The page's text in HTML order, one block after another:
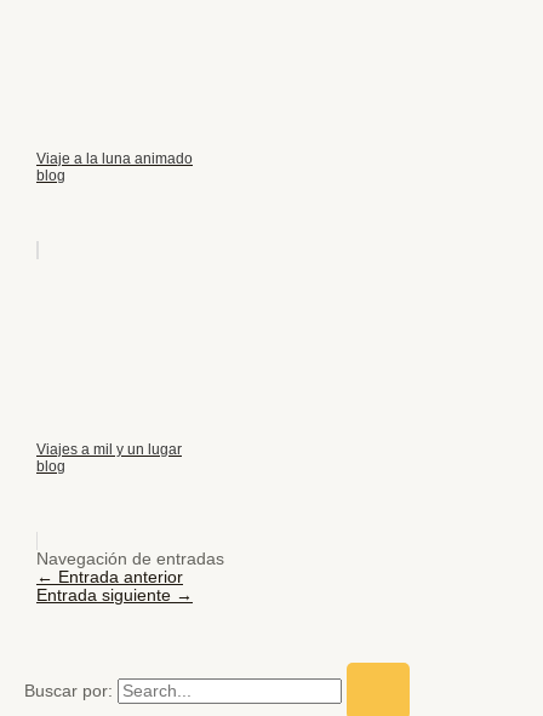
Viaje a la luna animado
blog
Viajes a mil y un lugar
blog
Navegación de entradas
← Entrada anterior
Entrada siguiente →
Buscar por: